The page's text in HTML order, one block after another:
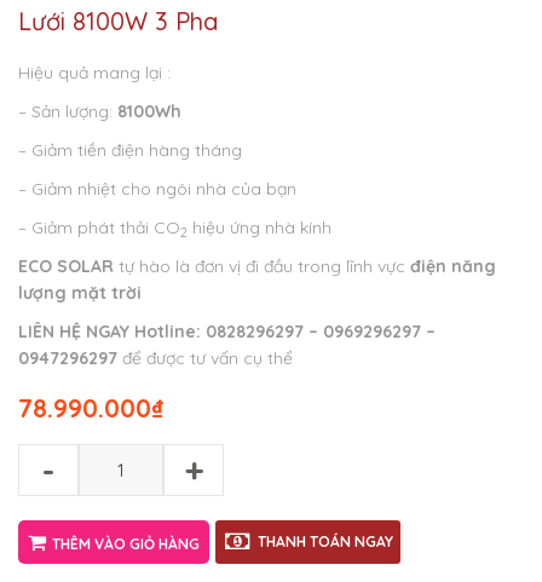
Lưới 8100W 3 Pha
Hiệu quả mang lại :
– Sản lượng: 8100Wh
– Giảm tiền điện hàng tháng
– Giảm nhiệt cho ngôi nhà của bạn
– Giảm phát thải CO2 hiệu ứng nhà kính
ECO SOLAR tự hào là đơn vị đi đầu trong lĩnh vực điện năng
lượng mặt trời
LIÊN HỆ NGAY Hotline: 0828296297 – 0969296297 –
0947296297 để được tư vấn cụ thể
₫
78.990.000
- +
THÊM VÀO GIỎ HÀNG THANH TOÁN NGAY